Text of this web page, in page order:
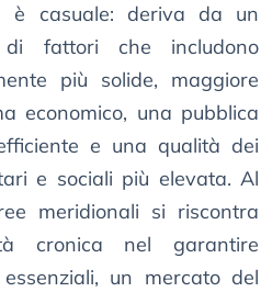
è casuale: deriva da un
di fattori che includono
più solide, maggiore
economico, una pubblica
e una qualità dei
e sociali più elevata. Al
meridionali si riscontra
cronica nel garantire
un mercato del